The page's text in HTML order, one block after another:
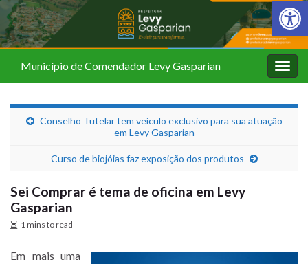
Barra de
Município de Comendador Levy Gasparian
Conselho Tutelar tem veículo exclusivo para sua atuação
em Levy Gasparian
Curso de biojóias faz exposição dos produtos
Sei Comprar é tema de oficina em Levy
Gasparian
1 mins to read
Em mais uma